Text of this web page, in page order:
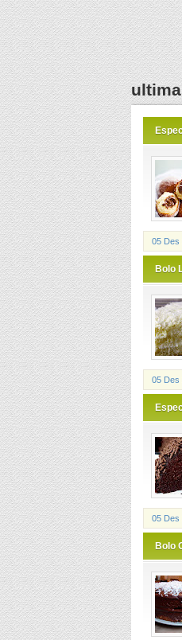
05 Des
Bolo
05 Des
05 Des
Bolo